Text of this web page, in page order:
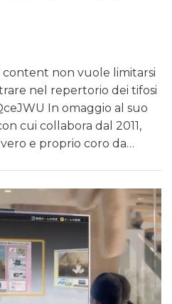
content non vuole limitarsi
nel repertorio dei tifosi
In omaggio al suo
cui collabora dal 2011,
e proprio coro da…